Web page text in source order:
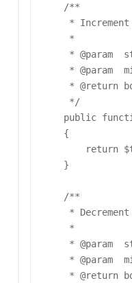
    /**
*
     *
* @param
* @param
* @return
     */
public
    {
return
    }
    /**
*
     *
* @param
* @param
* @return